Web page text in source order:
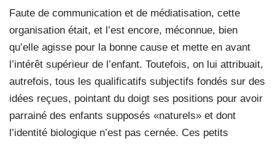
Faute de communication et de médiatisation, cette
organisation était, et l’est encore, méconnue, bien
qu’elle agisse pour la bonne cause et mette en avant
l’intérêt supérieur de l’enfant. Toutefois, on lui attribuait,
autrefois, tous les qualificatifs subjectifs fondés sur des
idées reçues, pointant du doigt ses positions pour avoir
parrainé des enfants supposés «naturels» et dont
l’identité biologique n’est pas cernée. Ces petits